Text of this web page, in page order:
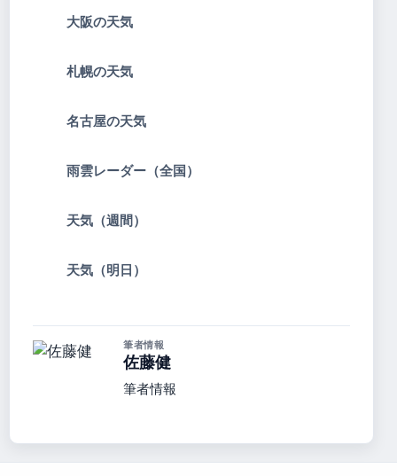
大阪の天気
札幌の天気
名古屋の天気
雨雲レーダー（全国）
天気（週間）
天気（明日）
筆者情報
佐藤健
筆者情報